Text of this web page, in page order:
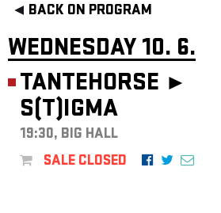
BACK ON PROGRAM
WEDNESDAY 10. 6.
TANTEHORSE ►
S(T)IGMA
19:30, BIG HALL
SALE CLOSED